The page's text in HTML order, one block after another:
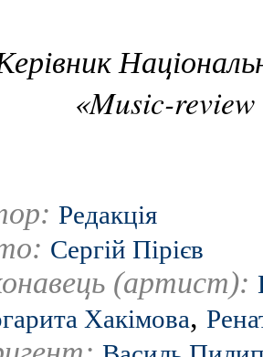
«Music-
Редакція
Сергій Пірієв
(артист):
Хакімова,